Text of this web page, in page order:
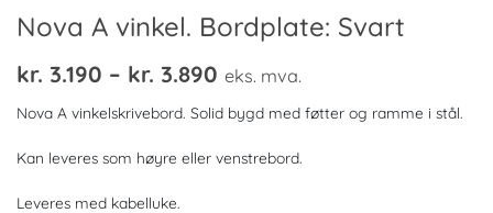
Nova A vinkel. Bordplate: Svart
kr. 3.190 – kr. 3.890 Prisområde:
kr. 3.190
kr. 3.890
eks. mva.
Nova A vinkelskrivebord. Solid bygd med føtter og ramme i stål.
Kan leveres som høyre eller venstrebord.
Leveres med kabelluke.